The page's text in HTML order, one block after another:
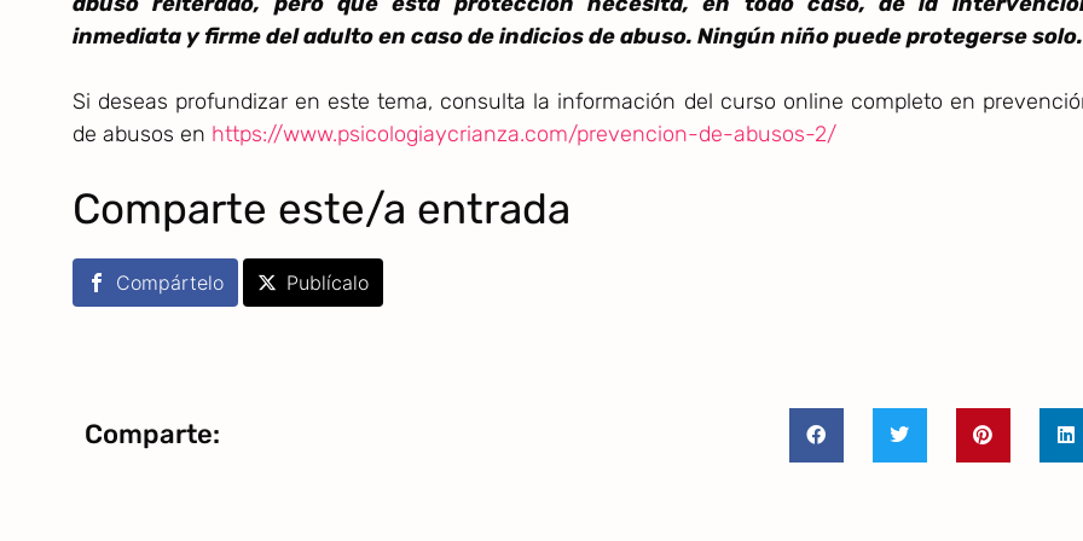
inmediata y firme del adulto en caso de indicios de abuso. Ningún niño puede protegerse solo.
Si deseas profundizar en este tema, consulta la información del curso online completo en
de abusos en https://www.psicologiaycrianza.com/prevencion-de-abusos-2/
Comparte este/a entrada
Compártelo Publícalo
Comparte: